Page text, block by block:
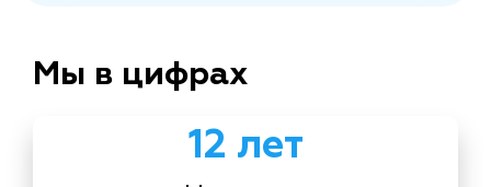
Мы в цифрах
12 лет